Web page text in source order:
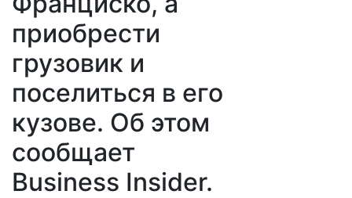
приобрести
грузовик и
поселиться в его
кузове. Об этом
сообщает
Business Insider.